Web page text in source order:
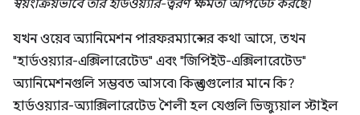
স্বয়ংক্রিয়ভাবে তার হার্ডওয়্যার-ত্বরণ ক্ষমতা আপডেট করছে৷
যখন ওয়েব অ্যানিমেশন পারফরম্যান্সের কথা আসে, তখন
"হার্ডওয়্যার-এক্সিলারেটেড" এবং "জিপিইউ-এক্সিলারেটেড"
অ্যানিমেশনগুলি সম্ভবত আসবে৷ কিন্তু এগুলোর মানে কি?
হার্ডওয়্যার-অ্যাক্সিলারেটেড শৈলী হল যেগুলি ভিজ্যুয়াল স্টাইল